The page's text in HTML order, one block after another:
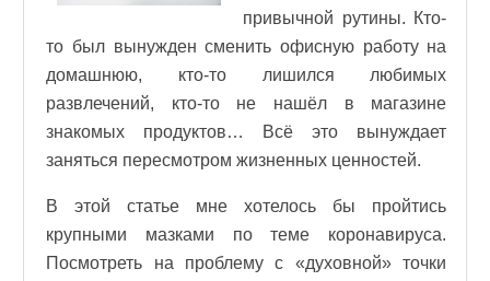
привычной рутины. Кто-
то был вынужден сменить офисную работу на
домашнюю, кто-то лишился любимых
развлечений, кто-то не нашёл в магазине
знакомых продуктов… Всё это вынуждает
заняться пересмотром жизненных ценностей.
В этой статье мне хотелось бы пройтись
крупными мазками по теме коронавируса.
Посмотреть на проблему с «духовной» точки